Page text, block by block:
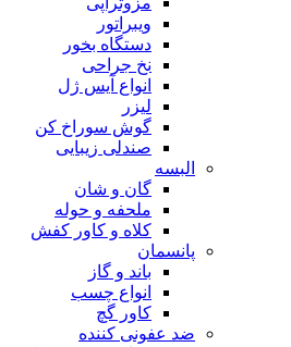
ویبراتور
دستگاه بخور
نخ جراحی
انواع آیس ژل
لیزر
گوش سوراخ کن
صندلی زیبایی
البسه
گان و شان
ملحفه و حوله
کلاه و کاور کفش
پانسمان
باند و گاز
انواع چسب
کاور گچ
ضد عفونی کننده